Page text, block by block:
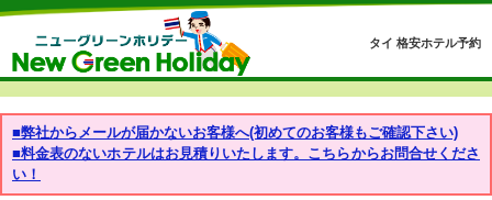
タイ 格安ホテル予約
■弊社からメールが届かないお客様へ(初めてのお客様もご確認下さい)
■料金表のないホテルはお見積りいたします。こちらからお問合せくださ
い！